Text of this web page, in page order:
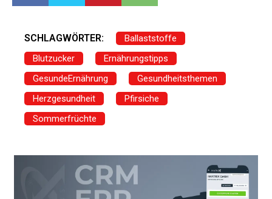
SCHLAGWÖRTER:
Ballaststoffe
Blutzucker
Ernährungstipps
GesundeErnährung
Gesundheitsthemen
Herzgesundheit
Pfirsiche
Sommerfrüchte